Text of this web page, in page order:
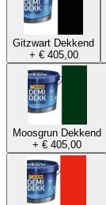
Gitzwart Dekkend
+ € 405,00
Moosgrun Dekkend
+ € 405,00